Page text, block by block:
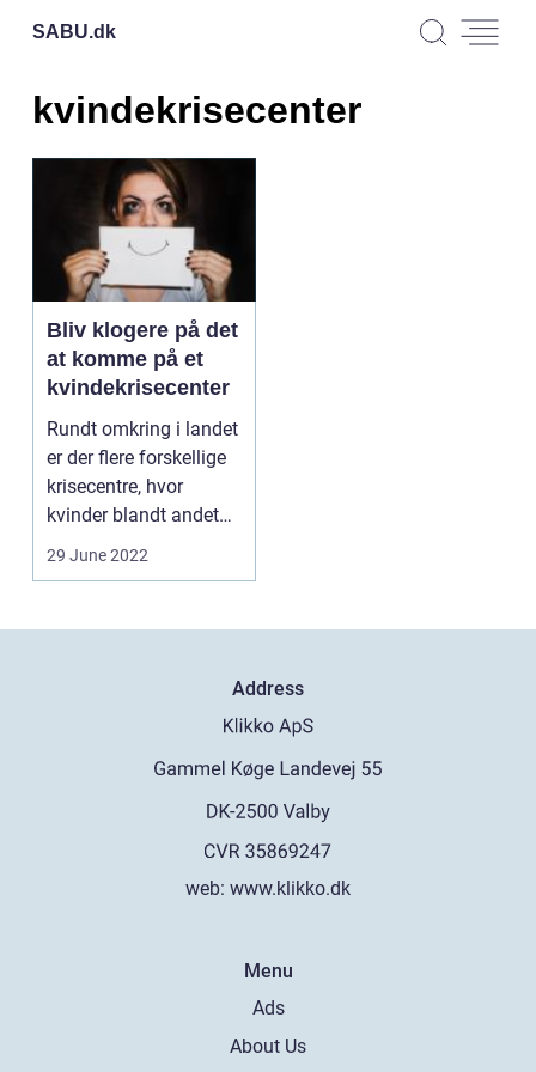
SABU.dk
kvindekrisecenter
Bliv klogere på det
at komme på et
kvindekrisecenter
Rundt omkring i landet
er der flere forskellige
krisecentre, hvor
kvinder blandt andet
kan søge hen....
29 June 2022
Address
web: www.klikko.dk
Menu
Ads
About Us